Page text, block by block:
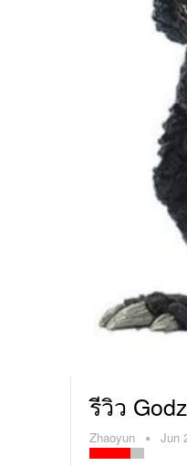
รีวิว
Zhaoyun Jun